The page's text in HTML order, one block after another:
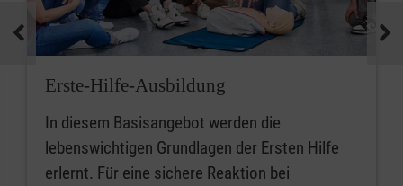
Erste-Hilfe-Ausbildung
In diesem Basisangebot werden die
lebenswichtigen Grundlagen der Ersten Hilfe
erlernt. Für eine sichere Reaktion bei